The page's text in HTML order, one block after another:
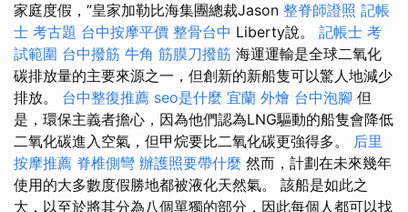
家庭度假，”皇家加勒比海集團總裁Jason 整脊師證照 記帳
士 考古題 台中按摩平價 整骨台中 Liberty說。 記帳士 考
試範圍 台中撥筋 牛角 筋膜刀撥筋 海運運輸是全球二氧化
碳排放量的主要來源之一，但創新的新船隻可以驚人地減少
排放。 台中整復推薦 seo是什麼 宜蘭 外燴 台中泡腳 但
是，環保主義者擔心，因為他們認為LNG驅動的船隻會降低
二氧化碳進入空氣，但甲烷要比二氧化碳更強得多。 后里
按摩推薦 脊椎側彎 辦護照要帶什麼 然而，計劃在未來幾年
使用的大多數度假勝地都被液化天然氣。 該船是如此之
大，以至於將其分為八個單獨的部分，因此每個人都可以找